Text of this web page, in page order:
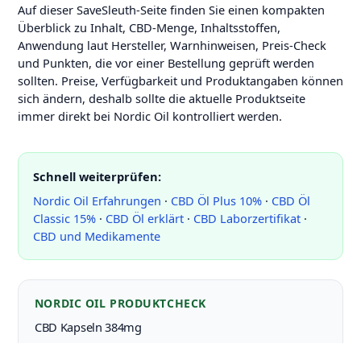
Auf dieser SaveSleuth-Seite finden Sie einen kompakten
Überblick zu Inhalt, CBD-Menge, Inhaltsstoffen,
Anwendung laut Hersteller, Warnhinweisen, Preis-Check
und Punkten, die vor einer Bestellung geprüft werden
sollten. Preise, Verfügbarkeit und Produktangaben können
sich ändern, deshalb sollte die aktuelle Produktseite
immer direkt bei Nordic Oil kontrolliert werden.
Schnell weiterprüfen:
Nordic Oil Erfahrungen · CBD Öl Plus 10%· CBD Öl
Classic 15%· CBD Öl erklärt· CBD Laborzertifikat·
CBD und Medikamente
NORDIC OIL PRODUKTCHECK
CBD Kapseln 384mg